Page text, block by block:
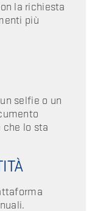
la richiesta
più
selfie o un
che lo sta